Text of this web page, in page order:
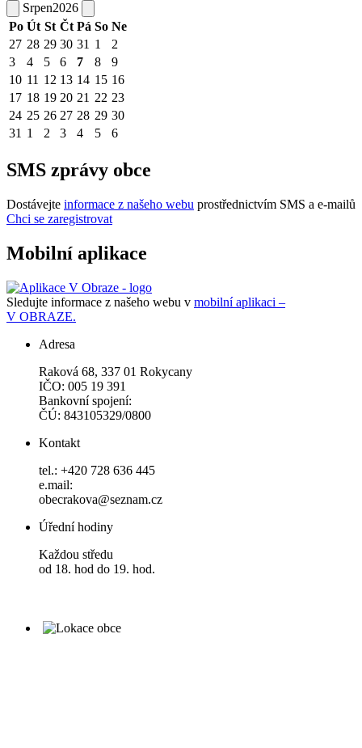
Srpen2026
Po Út St Čt Pá So Ne
27 28 29 30 31 1
2
3
4 5 6 7 8
9
10 11 12 13 14 15 16
17 18 19 20 21 22 23
24 25 26 27 28 29 30
31 1 2 3 4 5 6
SMS zprávy obce
Dostávejte informace z našeho webu prostřednictvím SMS a e-mailů
Chci se zaregistrovat
Mobilní aplikace
Sledujte informace z našeho webu v mobilní aplikaci –
V OBRAZE.
Adresa
Raková 68, 337 01 Rokycany
IČO: 005 19 391
Bankovní spojení:
ČÚ: 843105329/0800
Kontakt
tel.: +420 728 636 445
e.mail:
obecrakova@seznam.cz
Úřední hodiny
Každou středu
od 18. hod do 19. hod.